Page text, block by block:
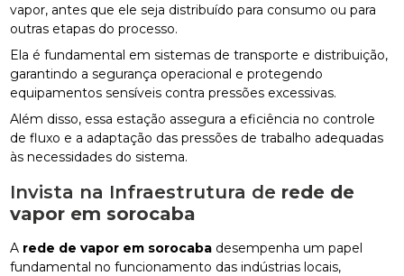
vapor, antes que ele seja distribuído para consumo ou para
outras etapas do processo.
Ela é fundamental em sistemas de transporte e distribuição,
garantindo a segurança operacional e protegendo
equipamentos sensíveis contra pressões excessivas.
Além disso, essa estação assegura a eficiência no controle
de fluxo e a adaptação das pressões de trabalho adequadas
às necessidades do sistema.
Invista na Infraestrutura de rede de
vapor em sorocaba
A rede de vapor em sorocaba desempenha um papel
fundamental no funcionamento das indústrias locais,